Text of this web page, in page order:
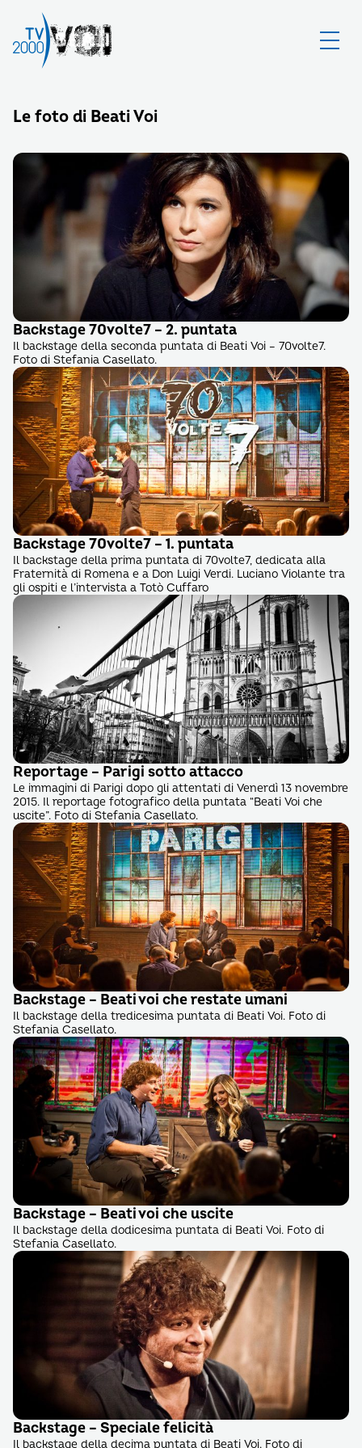
Le foto di Beati Voi
Backstage 70volte7 – 2. puntata
Il backstage della seconda puntata di Beati Voi – 70volte7.
Foto di Stefania Casellato.
Backstage 70volte7 – 1. puntata
Il backstage della prima puntata di 70volte7, dedicata alla
Fraternità di Romena e a Don Luigi Verdi. Luciano Violante tra
gli ospiti e l’intervista a Totò Cuffaro
Reportage – Parigi sotto attacco
Le immagini di Parigi dopo gli attentati di Venerdì 13 novembre
2015. Il reportage fotografico della puntata “Beati Voi che
uscite”. Foto di Stefania Casellato.
Backstage – Beati voi che restate umani
Il backstage della tredicesima puntata di Beati Voi. Foto di
Stefania Casellato.
Backstage – Beati voi che uscite
Il backstage della dodicesima puntata di Beati Voi. Foto di
Stefania Casellato.
Backstage – Speciale felicità
Il backstage della decima puntata di Beati Voi. Foto di